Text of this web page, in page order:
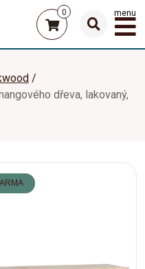
0 menu
dřeva, lakovaný,